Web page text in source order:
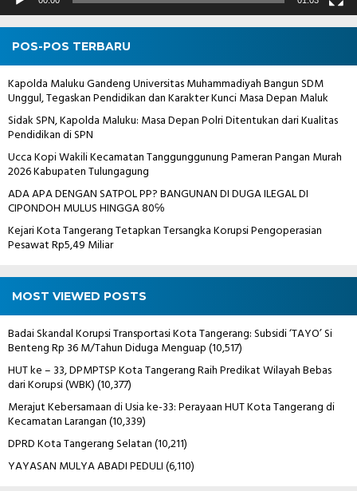
POS-POS TERBARU
Kapolda Maluku Gandeng Universitas Muhammadiyah Bangun SDM
Unggul, Tegaskan Pendidikan dan Karakter Kunci Masa Depan Maluk
Sidak SPN, Kapolda Maluku: Masa Depan Polri Ditentukan dari Kualitas
Pendidikan di SPN
Ucca Kopi Wakili Kecamatan Tanggunggunung Pameran Pangan Murah
2026 Kabupaten Tulungagung
ADA APA DENGAN SATPOL PP? BANGUNAN DI DUGA ILEGAL DI
CIPONDOH MULUS HINGGA 80℅
Kejari Kota Tangerang Tetapkan Tersangka Korupsi Pengoperasian
Pesawat Rp5,49 Miliar
MOST VIEWED POSTS
Badai Skandal Korupsi Transportasi Kota Tangerang: Subsidi ‘TAYO’ Si
Benteng Rp 36 M/Tahun Diduga Menguap(10,517)
HUT ke – 33, DPMPTSP Kota Tangerang Raih Predikat Wilayah Bebas
dari Korupsi (WBK)(10,377)
Merajut Kebersamaan di Usia ke-33: Perayaan HUT Kota Tangerang di
Kecamatan Larangan(10,339)
DPRD Kota Tangerang Selatan(10,211)
YAYASAN MULYA ABADI PEDULI(6,110)